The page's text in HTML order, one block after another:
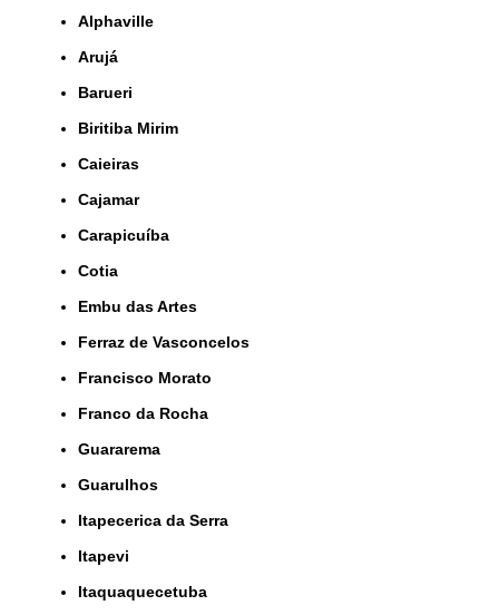
Alphaville
Arujá
Barueri
Biritiba Mirim
Caieiras
Cajamar
Carapicuíba
Cotia
Embu das Artes
Ferraz de Vasconcelos
Francisco Morato
Franco da Rocha
Guararema
Guarulhos
Itapecerica da Serra
Itapevi
Itaquaquecetuba